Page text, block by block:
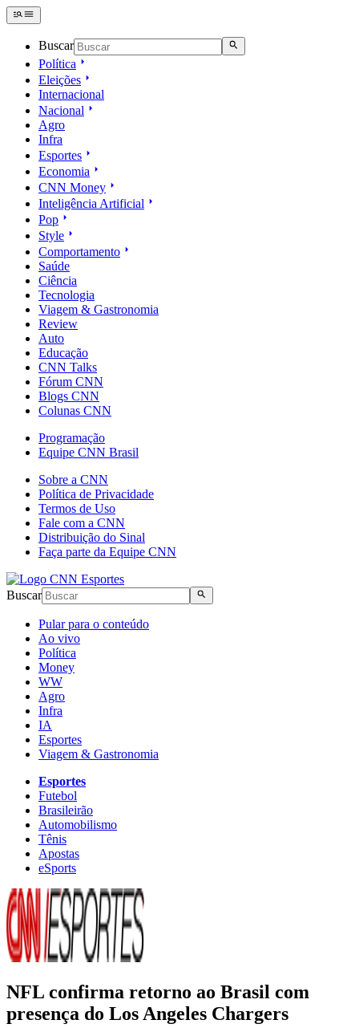
Buscar
Política
Eleições
Internacional
Nacional
Agro
Infra
Esportes
Economia
CNN Money
Inteligência Artificial
Pop
Style
Comportamento
Saúde
Ciência
Tecnologia
Viagem & Gastronomia
Review
Auto
Educação
CNN Talks
Fórum CNN
Blogs CNN
Colunas CNN
Programação
Equipe CNN Brasil
Sobre a CNN
Política de Privacidade
Termos de Uso
Fale com a CNN
Distribuição do Sinal
Faça parte da Equipe CNN
Buscar
Pular para o conteúdo
Ao vivo
Política
Money
WW
Agro
Infra
IA
Esportes
Viagem & Gastronomia
Esportes
Futebol
Brasileirão
Automobilismo
Tênis
Apostas
eSports
NFL confirma retorno ao Brasil com
presença do Los Angeles Chargers